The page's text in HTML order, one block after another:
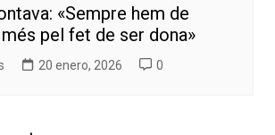
«Sempre hem de
pel fet de ser dona»
20 enero, 2026 0